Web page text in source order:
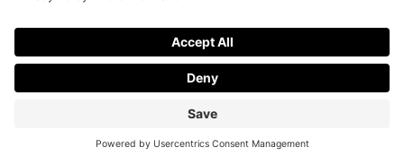
By subscribing to the newsletter, I accept the